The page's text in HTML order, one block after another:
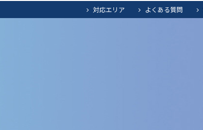
対応エリア よくある質問
エアコン清掃・点検 暖房機清掃・点検